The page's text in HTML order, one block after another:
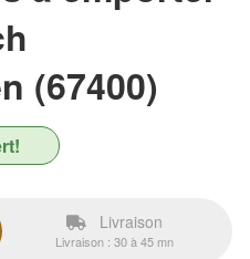
(67400)
Livraison
Livraison : 30 à 45 mn